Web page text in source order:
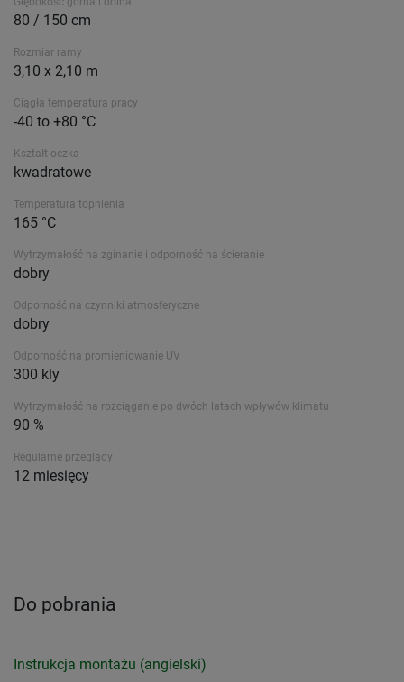
80 / 150 cm
Rozmiar ramy
3,10 x 2,10 m
Ciągła temperatura pracy
-40 to +80 °C
Kształt oczka
kwadratowe
Temperatura topnienia
165 °C
Wytrzymałość na zginanie i odporność na ścieranie
dobry
Odporność na czynniki atmosferyczne
dobry
Odporność na promieniowanie UV
300 kly
Wytrzymałość na rozciąganie po dwóch latach wpływów klimatu
90 %
Regularne przeglądy
12 miesięcy
Do pobrania
Instrukcja montażu (angielski)